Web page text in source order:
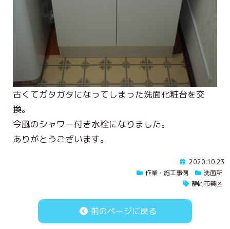
古くてガタガタになってしまった洗面化粧台を交
換。
今風のシャワー付き水栓になりました。
ありがとうございます。
2020.10.23
作業・施工事例
洗面所
静岡市葵区
前のページに戻る